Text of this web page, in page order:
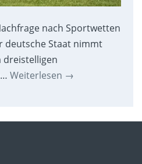
nach Sportwetten
deutsche Staat nimmt
dreistelligen
Weiterlesen →